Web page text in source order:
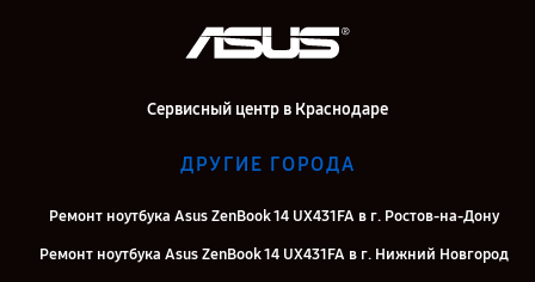
Сервисный центр в Краснодаре
ДРУГИЕ ГОРОДА
Ремонт ноутбука Asus ZenBook 14 UX431FA в г. Ростов-на-Дону
Ремонт ноутбука Asus ZenBook 14 UX431FA в г. Нижний Новгород